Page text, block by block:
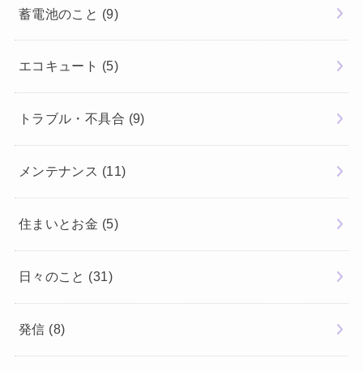
蓄電池のこと (9)
エコキュート (5)
トラブル・不具合 (9)
メンテナンス (11)
住まいとお金 (5)
日々のこと (31)
発信 (8)